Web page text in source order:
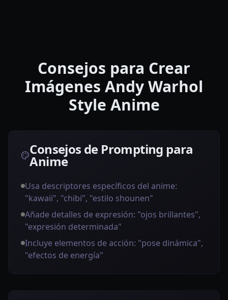
Consejos para Crear
Imágenes Andy Warhol
Style Anime
Consejos de Prompting para
Anime
Usa descriptores específicos del anime:
"kawaii", "chibi", "estilo shounen"
Añade detalles de expresión: "ojos brillantes",
"expresión determinada"
Incluye elementos de acción: "pose dinámica",
"efectos de energía"